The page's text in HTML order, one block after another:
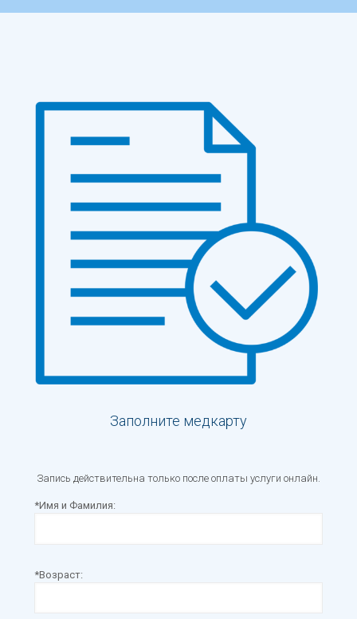
Заполните медкарту
Запись действительна только после оплаты услуги онлайн.
*Имя и Фамилия:
*Возраст: